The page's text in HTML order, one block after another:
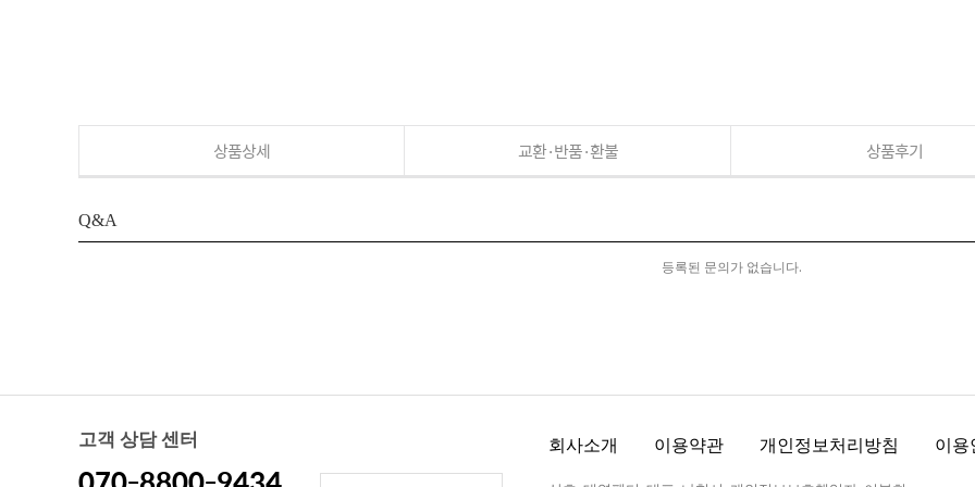
상품상세 교환·반품·환불 상품후기
Q&A
등록된 문의가 없습니다.
고객 상담 센터 회사소개 이용약관 개인정보처리방침 이용